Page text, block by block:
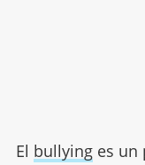
El bullyinges un